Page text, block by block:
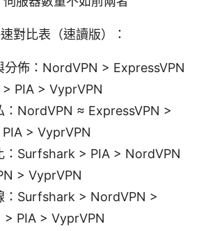
對比表（速讀版）：
分佈：NordVPN > ExpressVPN
PIA > VyprVPN
：NordVPN ≈ ExpressVPN >
> VyprVPN
：Surfshark > PIA > NordVPN
> VyprVPN
：Surfshark > NordVPN >
> PIA > VyprVPN